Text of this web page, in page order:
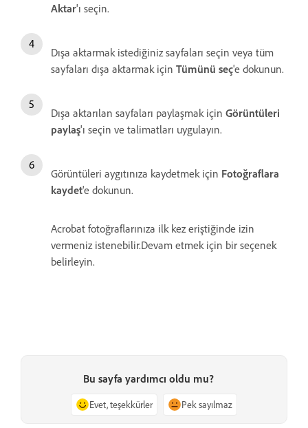
Aktar'ı seçin.
Dışa aktarmak istediğiniz sayfaları seçin veya tüm
sayfaları dışa aktarmak için Tümünü seç'e dokunun.
Dışa aktarılan sayfaları paylaşmak için Görüntüleri
paylaş'ı seçin ve talimatları uygulayın.
Görüntüleri aygıtınıza kaydetmek için Fotoğraflara
kaydet'e dokunun.
Acrobat fotoğraflarınıza ilk kez eriştiğinde izin
vermeniz istenebilir.Devam etmek için bir seçenek
belirleyin.
Bu sayfa yardımcı oldu mu?
Evet, teşekkürler Pek sayılmaz